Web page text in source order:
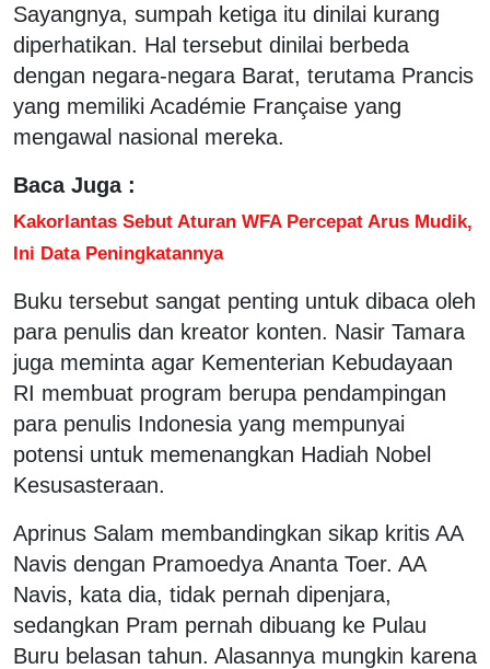
Sayangnya, sumpah ketiga itu dinilai kurang
diperhatikan. Hal tersebut dinilai berbeda
dengan negara-negara Barat, terutama Prancis
yang memiliki Académie Française yang
mengawal nasional mereka.
Baca Juga :
Kakorlantas Sebut Aturan WFA Percepat Arus Mudik,
Ini Data Peningkatannya
Buku tersebut sangat penting untuk dibaca oleh
para penulis dan kreator konten. Nasir Tamara
juga meminta agar Kementerian Kebudayaan
RI membuat program berupa pendampingan
para penulis Indonesia yang mempunyai
potensi untuk memenangkan Hadiah Nobel
Kesusasteraan.
Aprinus Salam membandingkan sikap kritis AA
Navis dengan Pramoedya Ananta Toer. AA
Navis, kata dia, tidak pernah dipenjara,
sedangkan Pram pernah dibuang ke Pulau
Buru belasan tahun. Alasannya mungkin karena